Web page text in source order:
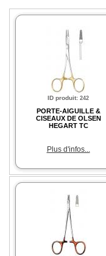
ID produit: 242
PORTE-AIGUILLE &
CISEAUX DE OLSEN
HEGART TC
Plus d'infos...